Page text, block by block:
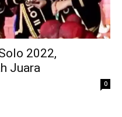
2022,
Juara
0